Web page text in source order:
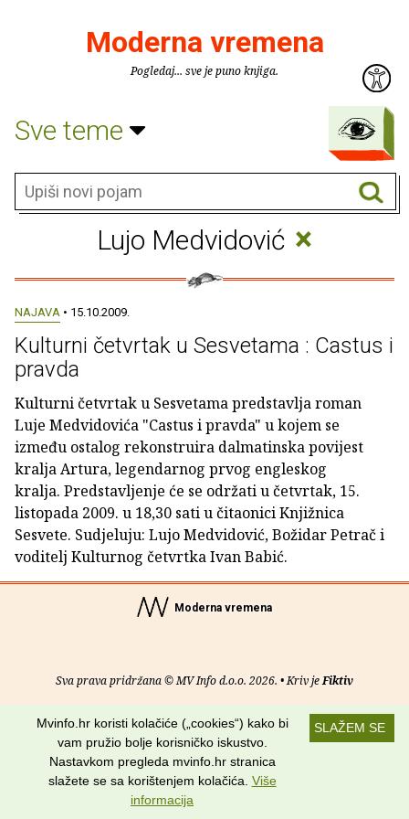
Moderna vremena
Pogledaj... sve je puno knjiga.
Sve teme
Lujo Medvidović ×
NAJAVA • 15.10.2009.
Kulturni četvrtak u Sesvetama : Castus i
pravda
Kulturni četvrtak u Sesvetama predstavlja roman
Luje Medvidovića "Castus i pravda" u kojem se
između ostalog rekonstruira dalmatinska povijest
kralja Artura, legendarnog prvog engleskog
kralja. Predstavljenje će se održati u četvrtak, 15.
listopada 2009. u 18,30 sati u čitaonici Knjižnica
Sesvete. Sudjeluju: Lujo Medvidović, Božidar Petrač i
voditelj Kulturnog četvrtka Ivan Babić.
Moderna vremena
Sva prava pridržana © MV Info d.o.o. 2026. • Kriv jeFiktiv
O nama • Pomoć• Uvjeti korištenja• RSS kanali
Potraži nas na:
SLAŽEM SE
Mvinfo.hr koristi kolačiće („cookies“) kako bi
vam pružio bolje korisničko iskustvo.
Nastavkom pregleda mvinfo.hr stranica
slažete se sa korištenjem kolačića. Više
informacija